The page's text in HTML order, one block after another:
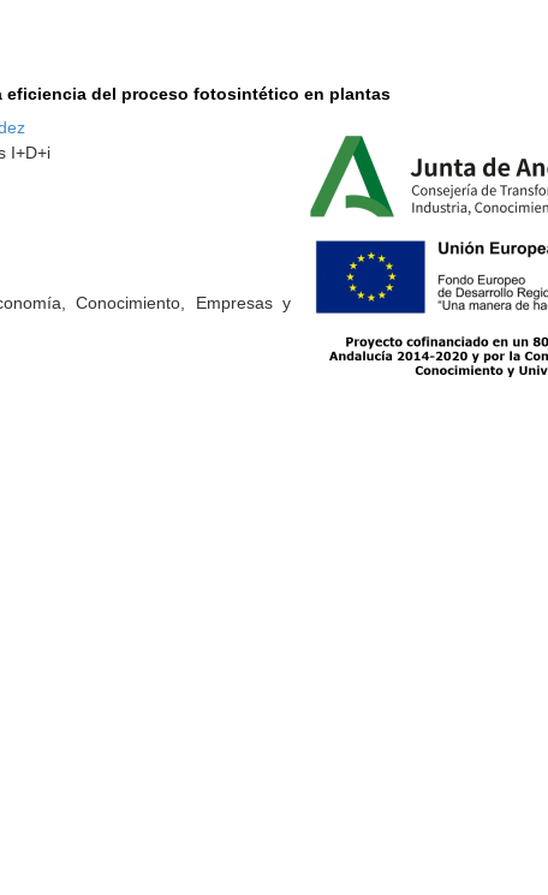
del proceso fotosintético en plantas
I+D+i
Conocimiento, Empresas y